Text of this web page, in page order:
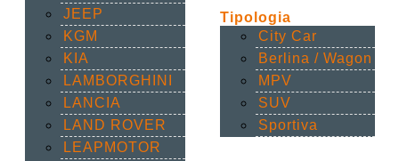
JEEP
KGM
KIA
LAMBORGHINI
LANCIA
LAND ROVER
LEAPMOTOR
Tipologia
City Car
Berlina / Wagon
MPV
SUV
Sportiva